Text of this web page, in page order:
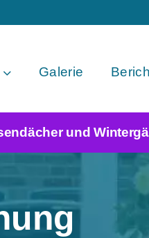
Galerie
und